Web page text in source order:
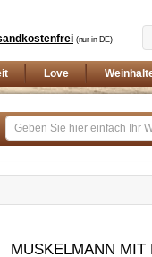
(nur in DE)
Love
MUSKELMANN